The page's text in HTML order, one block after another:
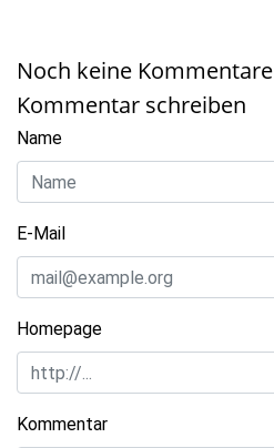
Noch keine Kommentare
Kommentar schreiben
Name
E-Mail
Homepage
Kommentar